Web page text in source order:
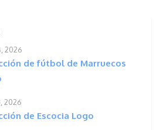
2026
de fútbol de Marruecos
2026
de Escocia Logo